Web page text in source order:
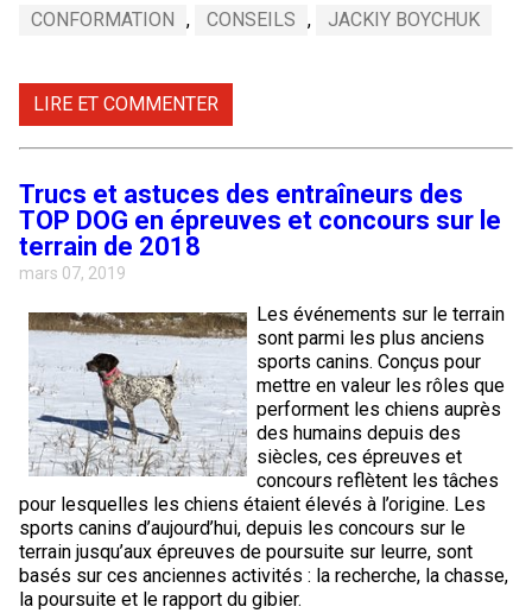
Braque de Weimar
Saint Bernard
Dogue du Tibet
Laika de lakoutie
CONFORMATION , CONSEILS , JACKIY BOYCHUK
LIRE ET COMMENTER
Trucs et astuces des entraîneurs des
TOP DOG en épreuves et concours sur le
terrain de 2018
mars 07, 2019
Les événements sur le terrain
sont parmi les plus anciens
sports canins. Conçus pour
mettre en valeur les rôles que
performent les chiens auprès
des humains depuis des
siècles, ces épreuves et
concours reflètent les tâches
pour lesquelles les chiens étaient élevés à l’origine. Les
sports canins d’aujourd’hui, depuis les concours sur le
terrain jusqu’aux épreuves de poursuite sur leurre, sont
basés sur ces anciennes activités : la recherche, la chasse,
la poursuite et le rapport du gibier.